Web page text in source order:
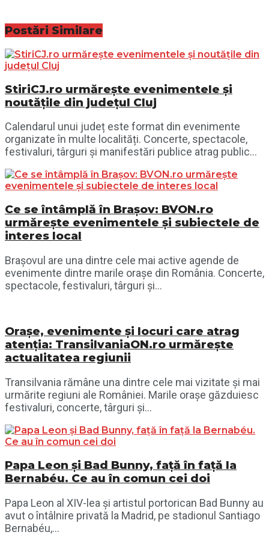
Postări Similare
StiriCJ.ro urmărește evenimentele și
noutățile din județul Cluj
Calendarul unui județ este format din evenimente
organizate în multe localități. Concerte, spectacole,
festivaluri, târguri și manifestări publice atrag public...
Ce se întâmplă în Brașov: BVON.ro
urmărește evenimentele și subiectele de
interes local
Brașovul are una dintre cele mai active agende de
evenimente dintre marile orașe din România. Concerte,
spectacole, festivaluri, târguri și...
Orașe, evenimente și locuri care atrag
atenția: TransilvaniaON.ro urmărește
actualitatea regiunii
Transilvania rămâne una dintre cele mai vizitate și mai
urmărite regiuni ale României. Marile orașe găzduiesc
festivaluri, concerte, târguri și...
Papa Leon și Bad Bunny, față în față la
Bernabéu. Ce au în comun cei doi
Papa Leon al XIV-lea și artistul portorican Bad Bunny au
avut o întâlnire privată la Madrid, pe stadionul Santiago
Bernabéu,...